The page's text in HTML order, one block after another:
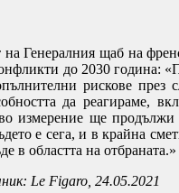
на Генералния щаб на
до 2030 година: «
рискове през
да реагираме,
измерение ще продължи
е сега, и в крайна
в областта на отбраната.»
Le Figaro , 24.05.2021